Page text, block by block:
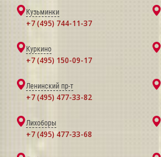
Кузьминки
+7 (495) 744-11-37
Куркино
+7 (495) 150-09-17
Ленинский пр-т
+7 (495) 477-33-82
Лихоборы
+7 (495) 477-33-68